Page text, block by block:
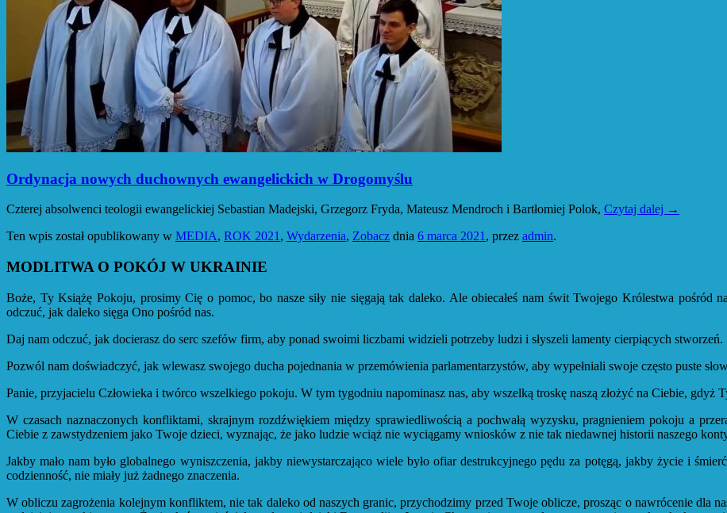
Ordynacja nowych duchownych ewangelickich w Drogomyślu
Czterej absolwenci teologii ewangelickiej Sebastian Madejski, Grzegorz Fryda, Mateusz Mendroch i Bartłomiej Polok, Czytaj dalej →
Ten wpis został opublikowany w MEDIA, ROK 2021 , Wydarzenia, Zobacz dnia 6 marca 2021 , przez admin.
MODLITWA O POKÓJ W UKRAINIE
Boże, Ty Książę Pokoju, prosimy Cię o pomoc, bo nasze siły nie sięgają tak daleko. Ale obiecałeś nam świt Twojego Królestwa pośród
odczuć, jak daleko sięga Ono pośród nas.
Daj nam odczuć, jak docierasz do serc szefów firm, aby ponad swoimi liczbami widzieli potrzeby ludzi i słyszeli lamenty cierpiących stworzeń.
Pozwól nam doświadczyć, jak wlewasz swojego ducha pojednania w przemówienia parlamentarzystów, aby wypełniali swoje często puste
Panie, przyjacielu Człowieka i twórco wszelkiego pokoju. W tym tygodniu napominasz nas, aby wszelką troskę naszą złożyć na Ciebie, gdyż
W czasach naznaczonych konfliktami, skrajnym rozdźwiękiem między sprawiedliwością a pochwałą wyzysku, pragnieniem pokoju a
Ciebie z zawstydzeniem jako Twoje dzieci, wyznając, że jako ludzie wciąż nie wyciągamy wniosków z nie tak niedawnej historii naszego
Jakby mało nam było globalnego wyniszczenia, jakby niewystarczająco wiele było ofiar destrukcyjnego pędu za potęgą, jakby życie i
codzienność, nie miały już żadnego znaczenia.
W obliczu zagrożenia kolejnym konfliktem, nie tak daleko od naszych granic, przychodzimy przed Twoje oblicze, prosząc o nawrócenie dla